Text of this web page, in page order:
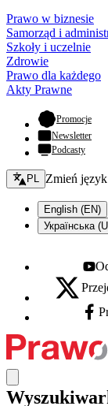
Prawo w biznesie
Samorząd i
Szkoły i uczelnie
Zdrowie
Prawo dla każdego
Akty Prawne
Promocje-
Newsletter
Podcasty
Zmień język -
PL Zmień
English (EN)
Українська
X - otwiera